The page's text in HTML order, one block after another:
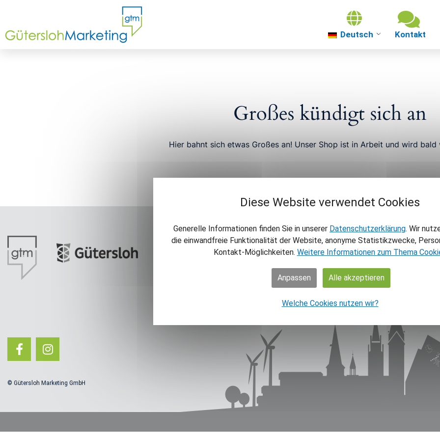
Deutsch
Großes kündigt sich an
Hier bahnt sich etwas Großes an! Unser Shop ist in Arbeit und wird
Home
© Gütersloh Marketing GmbH
Diese Website verwendet Cookies
Generelle Informationen finden Sie in unserer Datenschutzerklärung. Wir
die einwandfreie Funktionalität der Website, anonyme Statistikzwecke,
Kontakt-Möglichkeiten. Weitere Informationen zum Thema
Anpassen Alle akzeptieren
Welche Cookies nutzen wir?